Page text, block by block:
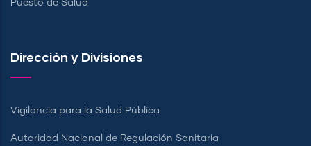
Puesto de Salud
Dirección y Divisiones
Vigilancia para la Salud Pública
Autoridad Nacional de Regulación Sanitaria